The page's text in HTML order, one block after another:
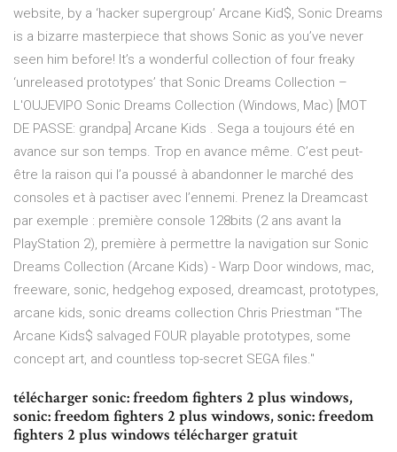
website, by a ‘hacker supergroup’ Arcane Kid$, Sonic Dreams
is a bizarre masterpiece that shows Sonic as you’ve never
seen him before! It’s a wonderful collection of four freaky
‘unreleased prototypes’ that Sonic Dreams Collection –
L'OUJEVIPO Sonic Dreams Collection (Windows, Mac) [MOT
DE PASSE: grandpa] Arcane Kids . Sega a toujours été en
avance sur son temps. Trop en avance même. C’est peut-
être la raison qui l’a poussé à abandonner le marché des
consoles et à pactiser avec l’ennemi. Prenez la Dreamcast
par exemple : première console 128bits (2 ans avant la
PlayStation 2), première à permettre la navigation sur Sonic
Dreams Collection (Arcane Kids) - Warp Door windows, mac,
freeware, sonic, hedgehog exposed, dreamcast, prototypes,
arcane kids, sonic dreams collection Chris Priestman "The
Arcane Kids$ salvaged FOUR playable prototypes, some
concept art, and countless top-secret SEGA files."
télécharger sonic: freedom fighters 2 plus windows,
sonic: freedom fighters 2 plus windows, sonic: freedom
fighters 2 plus windows télécharger gratuit